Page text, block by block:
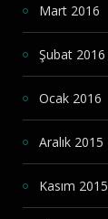
Mart 2016
Şubat 2016
Ocak 2016
Aralık 2015
Kasım 2015